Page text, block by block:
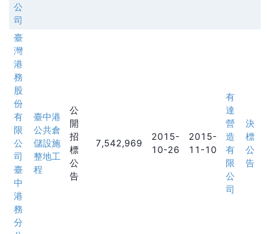
公
司
臺
灣
港
務
股
份
有
限
公
司
臺
中
港
務
分
臺中港
公共倉
儲設施
整地工
程
公
開
招
標
公
告
7,542,969
2015-
10-26
2015-
11-10
有
達
營
造
有
限
公
司
決
標
公
告